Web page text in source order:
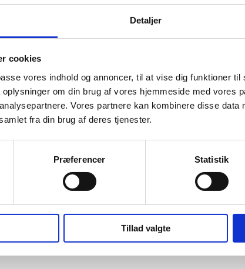
Detaljer
cookies
vores indhold og annoncer, til at vise dig funktioner
om din brug af vores hjemmeside med vores
Vores partnere kan kombinere disse data
fra din brug af deres tjenester.
Præferencer Statistik
Tillad valgte
og dine præferencer for stil og indhold.
produktliste, som du får mulighed for at
ankommer vores montører og stylister og
og klar til indflytning.
kommer vi og fjerner møbler og interiør igen.